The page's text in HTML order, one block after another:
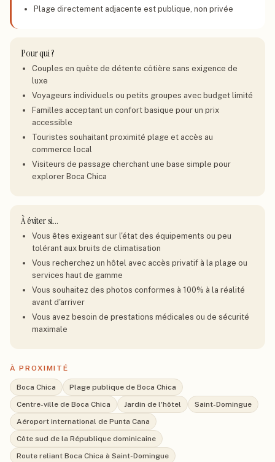
Plage directement adjacente est publique, non privée
Pour qui ?
Couples en quête de détente côtière sans exigence de
luxe
Voyageurs individuels ou petits groupes avec budget limité
Familles acceptant un confort basique pour un prix
accessible
Touristes souhaitant proximité plage et accès au
commerce local
Visiteurs de passage cherchant une base simple pour
explorer Boca Chica
À éviter si…
Vous êtes exigeant sur l'état des équipements ou peu
tolérant aux bruits de climatisation
Vous recherchez un hôtel avec accès privatif à la plage ou
services haut de gamme
Vous souhaitez des photos conformes à 100% à la réalité
avant d'arriver
Vous avez besoin de prestations médicales ou de sécurité
maximale
À PROXIMITÉ
Boca Chica
Plage publique de Boca Chica
Centre-ville de Boca Chica
Jardin de l'hôtel
Saint-Domingue
Aéroport international de Punta Cana
Côte sud de la République dominicaine
Route reliant Boca Chica à Saint-Domingue